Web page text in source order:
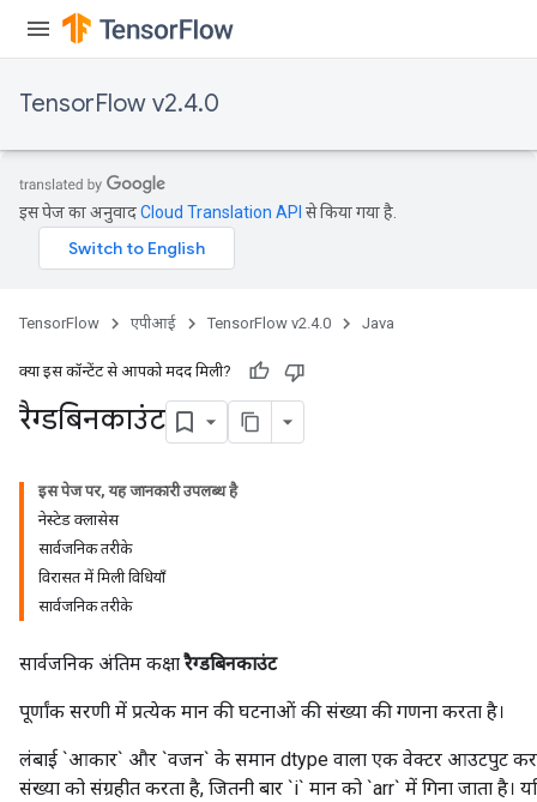
TensorFlow v2.4.0
इस पेज का अनुवादCloud Translation API से किया गया है.
TensorFlow एपीआई TensorFlow v2.4.0 Java
क्या इस कॉन्टेंट से आपको मदद मिली?
रैग्डबिनकाउंट
इस पेज पर, यह जानकारी उपलब्ध है
नेस्टेड क्लासेस
सार्वजनिक तरीके
विरासत में मिली विधियाँ
सार्वजनिक तरीके
सार्वजनिक अंतिम कक्षारैग्डबिनकाउंट
पूर्णांक सरणी में प्रत्येक मान की घटनाओं की संख्या की गणना करता है।
लंबाई `आकार` और `वजन` के समान dtype वाला एक वेक्टर आउटपुट
संख्या को संग्रहीत करता है, जितनी बार `i` मान को `arr` में गिना जाता